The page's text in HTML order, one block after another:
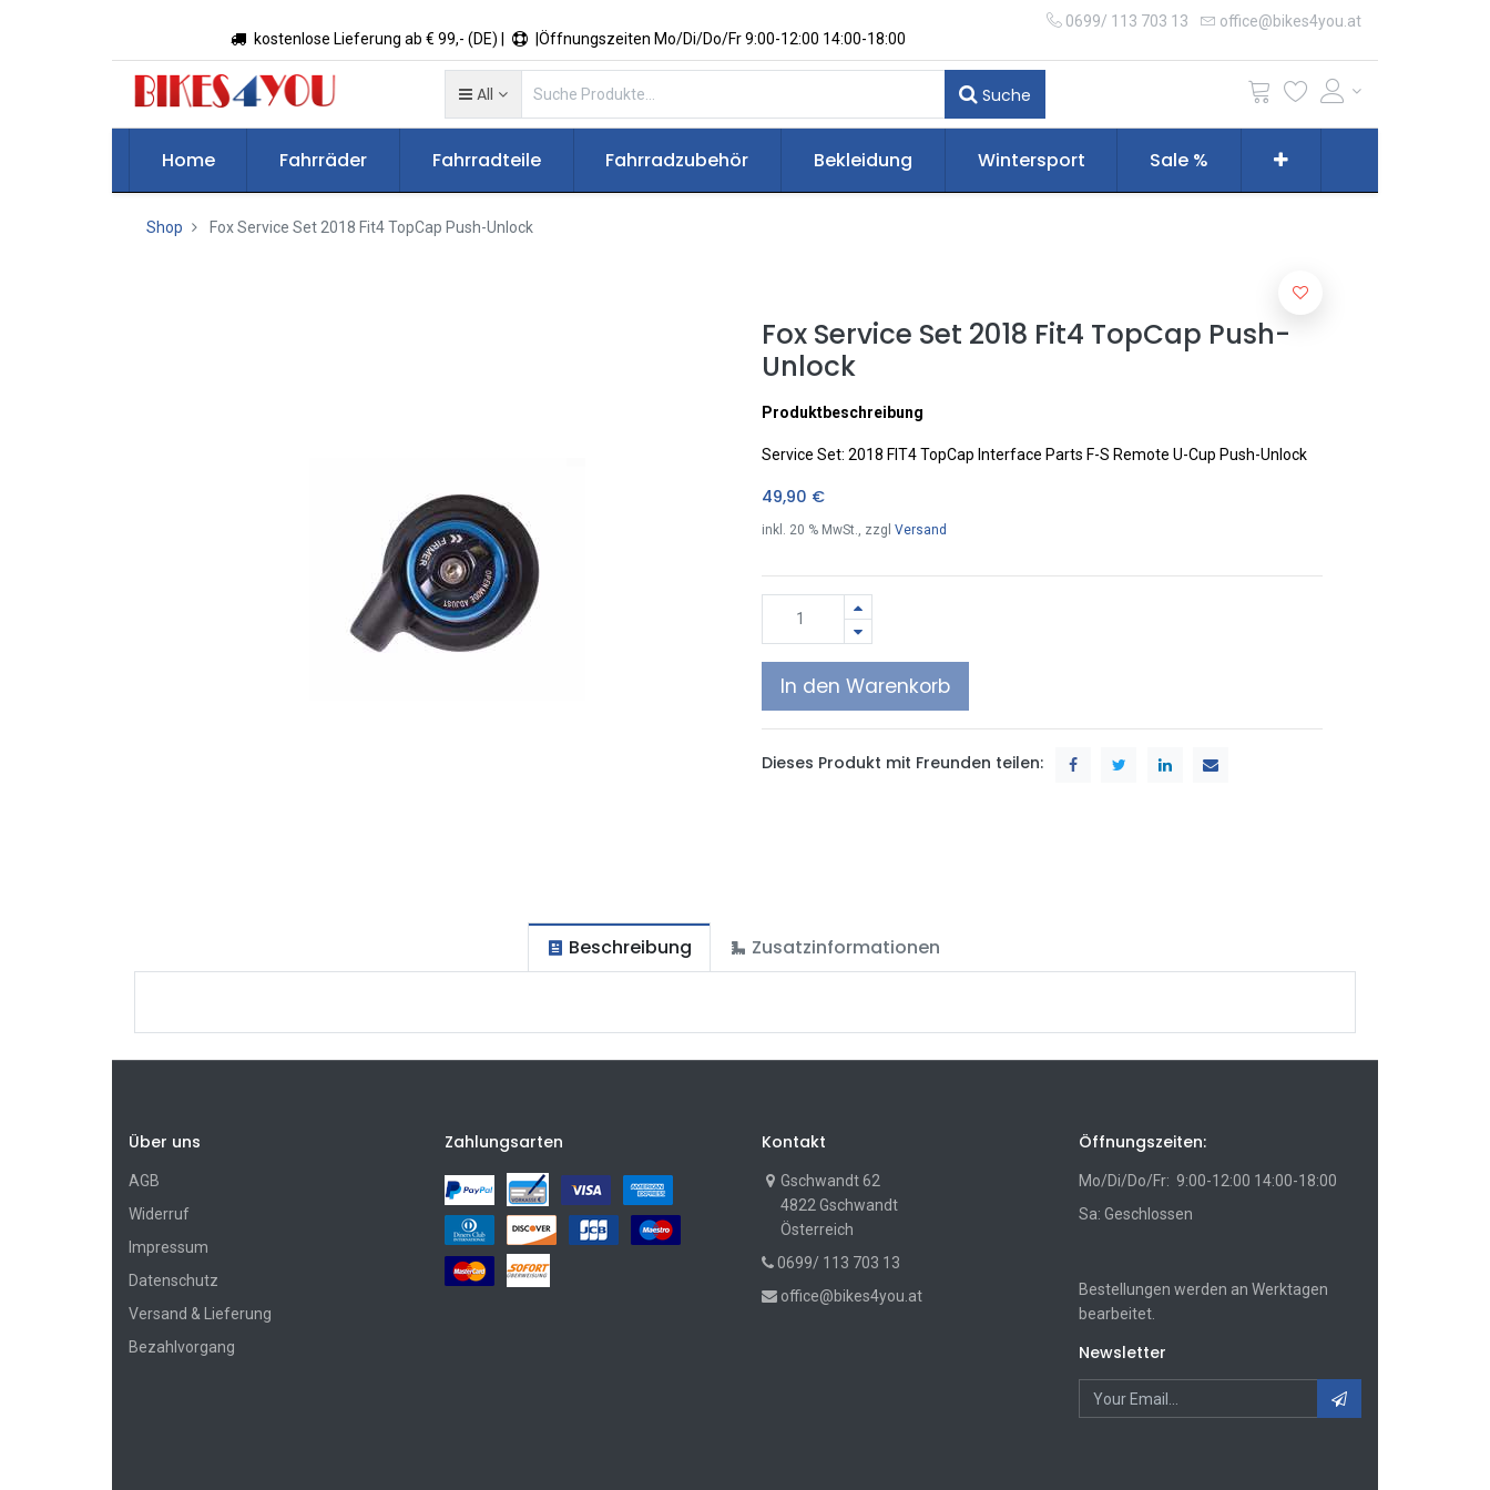
kostenlose Lieferung ab € 99,- (DE) | |Öffnungszeiten Mo/Di/Do/Fr 9:00-12:00 14:00-18:00
0699/ 113 703 13 office@bikes4you.at
All Suche
Home Fahrräder Fahrradteile Fahrradzubehör Bekleidung Wintersport Sale %
Shop Fox Service Set 2018 Fit4 TopCap Push-Unlock
Fox Service Set 2018 Fit4 TopCap Push-
Unlock
Produktbeschreibung
Service Set: 2018 FIT4 TopCap Interface Parts F-S Remote U-Cup Push-Unlock
49,90 €
inkl. 20 % MwSt., zzgl Versand
In den Warenkorb
Dieses Produkt mit Freunden teilen:
Beschreibung Zusatzinformationen
Über uns
AGB
Widerruf
Impressum
Datenschutz
Versand & Lieferung
Bezahlvorgang
Zahlungsarten Kontakt
Gschwandt 62
4822 Gschwandt
Österreich
0699/ 113 703 13
office@bikes4you.at
Öffnungszeiten:
Mo/Di/Do/Fr: 9:00-12:00 14:00-18:00
Sa: Geschlossen
Bestellungen werden an Werktagen
bearbeitet.
Newsletter